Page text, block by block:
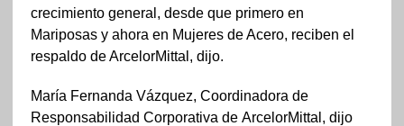
crecimiento general, desde que primero en
Mariposas y ahora en Mujeres de Acero, reciben el
respaldo de ArcelorMittal, dijo.
María Fernanda Vázquez, Coordinadora de
Responsabilidad Corporativa de ArcelorMittal, dijo